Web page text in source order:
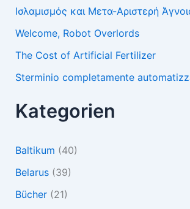
Ισλαμισμός και Μετα-Αριστερή
Welcome, Robot Overlords
The Cost of Artificial Fertilizer
Sterminio completamente
Kategorien
Baltikum (40)
Belarus(39)
Bücher(21)